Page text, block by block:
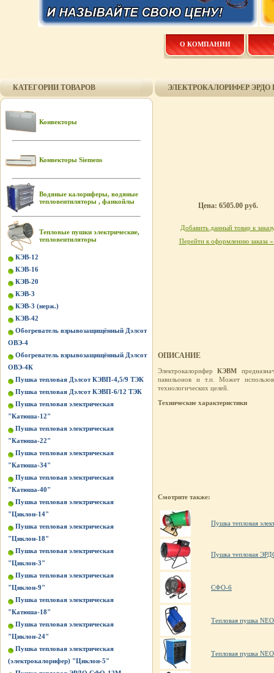
О КОМПАНИИ
КАТЕГОРИИ ТОВАРОВ
Конвекторы
Конвекторы Siemens
Водяные калориферы, водяные
тепловентиляторы , фанкойлы
Тепловые пушки электрические,
тепловентиляторы
КЭВ-12
КЭВ-16
КЭВ-20
КЭВ-3
КЭВ-3 (нерж.)
КЭВ-42
Обогреватель взрывозащищённый Дэлсот
ОВЭ-4
Обогреватель взрывозащищённый Дэлсот
ОВЭ-4К
Пушка тепловая Дэлсот КЭВП-4,5/9 ТЭК
Пушка тепловая Дэлсот КЭВП-6/12 ТЭК
Пушка тепловая электрическая
"Катюша-12"
Пушка тепловая электрическая
"Катюша-22"
Пушка тепловая электрическая
"Катюша-34"
Пушка тепловая электрическая
"Катюша-40"
Пушка тепловая электрическая
"Циклон-14"
Пушка тепловая электрическая
"Циклон-18"
Пушка тепловая электрическая
"Циклон-3"
Пушка тепловая электрическая
"Циклон-9"
Пушка тепловая электрическая
"Катюша-18"
Пушка тепловая электрическая
"Циклон-24"
Пушка тепловая электрическая
(электрокалорифер) "Циклон-5"
ЭЛЕКТРОКАЛОРИФЕР ЭРДО
Цена: 6505.00 руб.
Добавить данный товар к
Перейти к оформлению заказа
ОПИСАНИЕ
ЭлектрокалориферКЭВМ
павильонов и т.п. Может
технологических целей.
Технические характеристики
Смотрите также:
Пушка тепловая
Пушка тепловая
СФО-6
Тепловая пушка
Тепловая пушка